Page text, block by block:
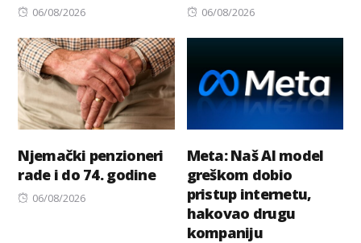
Posted
06/08/2026
Posted
06/08/2026
Njemački penzioneri
rade i do 74. godine
Posted
06/08/2026
Meta: Naš AI model
greškom dobio
pristup internetu,
hakovao drugu
kompaniju